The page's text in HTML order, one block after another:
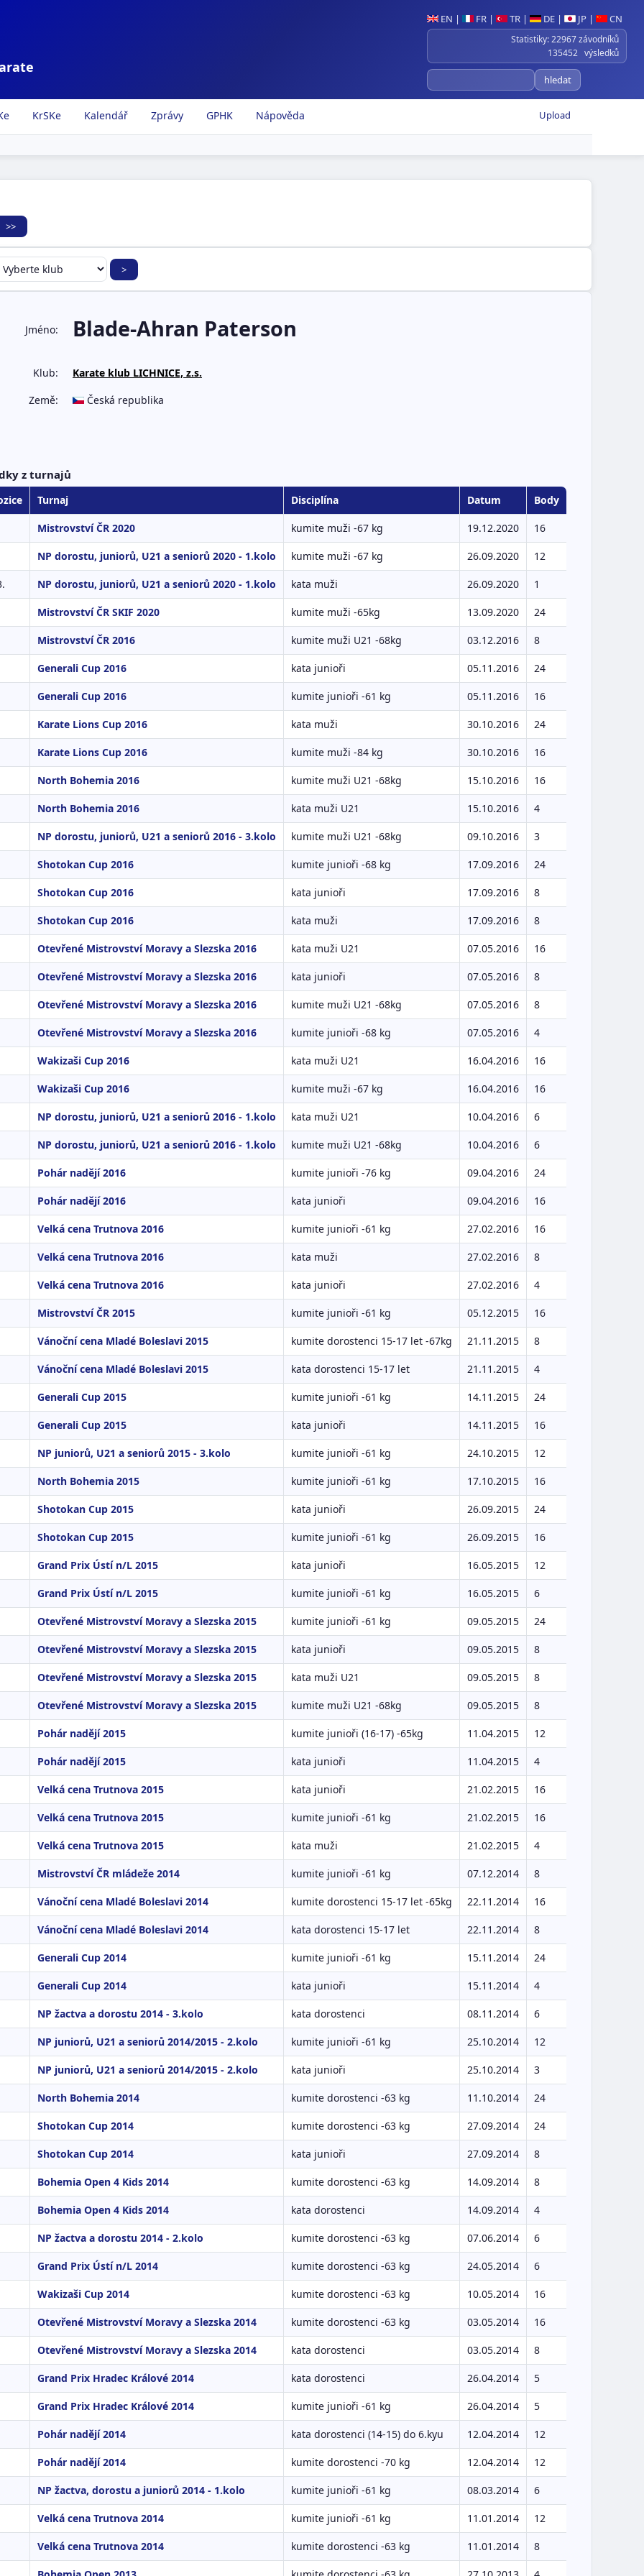
EN | FR | TR | DE | JP | CN
Statistiky: 22967 závodníků
135452 výsledků
Upload
KrSKe Kalendář Zprávy GPHK Nápověda
Jméno: Blade-Ahran Paterson
Klub:
Karate klub LICHNICE, z.s.
Země:
Česká republika
z turnajů
Turnaj Disciplína Datum Body
Mistrovství ČR 2020 kumite muži -67 kg 19.12.2020 16
NP dorostu, juniorů, U21 a seniorů 2020 - 1.kolo kumite muži -67 kg 26.09.2020 12
NP dorostu, juniorů, U21 a seniorů 2020 - 1.kolo kata muži 26.09.2020 1
Mistrovství ČR SKIF 2020 kumite muži -65kg 13.09.2020 24
Mistrovství ČR 2016 kumite muži U21 -68kg 03.12.2016 8
Generali Cup 2016 kata junioři 05.11.2016 24
Generali Cup 2016 kumite junioři -61 kg 05.11.2016 16
Karate Lions Cup 2016 kata muži 30.10.2016 24
Karate Lions Cup 2016 kumite muži -84 kg 30.10.2016 16
North Bohemia 2016 kumite muži U21 -68kg 15.10.2016 16
North Bohemia 2016 kata muži U21 15.10.2016 4
NP dorostu, juniorů, U21 a seniorů 2016 - 3.kolo kumite muži U21 -68kg 09.10.2016 3
Shotokan Cup 2016 kumite junioři -68 kg 17.09.2016 24
Shotokan Cup 2016 kata junioři 17.09.2016 8
Shotokan Cup 2016 kata muži 17.09.2016 8
Otevřené Mistrovství Moravy a Slezska 2016 kata muži U21 07.05.2016 16
Otevřené Mistrovství Moravy a Slezska 2016 kata junioři 07.05.2016 8
Otevřené Mistrovství Moravy a Slezska 2016 kumite muži U21 -68kg 07.05.2016 8
Otevřené Mistrovství Moravy a Slezska 2016 kumite junioři -68 kg 07.05.2016 4
Wakizaši Cup 2016 kata muži U21 16.04.2016 16
Wakizaši Cup 2016 kumite muži -67 kg 16.04.2016 16
NP dorostu, juniorů, U21 a seniorů 2016 - 1.kolo kata muži U21 10.04.2016 6
NP dorostu, juniorů, U21 a seniorů 2016 - 1.kolo kumite muži U21 -68kg 10.04.2016 6
Pohár nadějí 2016 kumite junioři -76 kg 09.04.2016 24
Pohár nadějí 2016 kata junioři 09.04.2016 16
Velká cena Trutnova 2016 kumite junioři -61 kg 27.02.2016 16
Velká cena Trutnova 2016 kata muži 27.02.2016 8
Velká cena Trutnova 2016 kata junioři 27.02.2016 4
Mistrovství ČR 2015 kumite junioři -61 kg 05.12.2015 16
Vánoční cena Mladé Boleslavi 2015 kumite dorostenci 15-17 let -67kg 21.11.2015 8
Vánoční cena Mladé Boleslavi 2015 kata dorostenci 15-17 let 21.11.2015 4
Generali Cup 2015 kumite junioři -61 kg 14.11.2015 24
Generali Cup 2015 kata junioři 14.11.2015 16
NP juniorů, U21 a seniorů 2015 - 3.kolo kumite junioři -61 kg 24.10.2015 12
North Bohemia 2015 kumite junioři -61 kg 17.10.2015 16
Shotokan Cup 2015 kata junioři 26.09.2015 24
Shotokan Cup 2015 kumite junioři -61 kg 26.09.2015 16
Grand Prix Ústí n/L 2015 kata junioři 16.05.2015 12
Grand Prix Ústí n/L 2015 kumite junioři -61 kg 16.05.2015 6
Otevřené Mistrovství Moravy a Slezska 2015 kumite junioři -61 kg 09.05.2015 24
Otevřené Mistrovství Moravy a Slezska 2015 kata junioři 09.05.2015 8
Otevřené Mistrovství Moravy a Slezska 2015 kata muži U21 09.05.2015 8
Otevřené Mistrovství Moravy a Slezska 2015 kumite muži U21 -68kg 09.05.2015 8
Pohár nadějí 2015 kumite junioři (16-17) -65kg 11.04.2015 12
Pohár nadějí 2015 kata junioři 11.04.2015 4
Velká cena Trutnova 2015 kata junioři 21.02.2015 16
Velká cena Trutnova 2015 kumite junioři -61 kg 21.02.2015 16
Velká cena Trutnova 2015 kata muži 21.02.2015 4
Mistrovství ČR mládeže 2014 kumite junioři -61 kg 07.12.2014 8
Vánoční cena Mladé Boleslavi 2014 kumite dorostenci 15-17 let -65kg 22.11.2014 16
Vánoční cena Mladé Boleslavi 2014 kata dorostenci 15-17 let 22.11.2014 8
Generali Cup 2014 kumite junioři -61 kg 15.11.2014 24
Generali Cup 2014 kata junioři 15.11.2014 4
NP žactva a dorostu 2014 - 3.kolo kata dorostenci 08.11.2014 6
NP juniorů, U21 a seniorů 2014/2015 - 2.kolo kumite junioři -61 kg 25.10.2014 12
NP juniorů, U21 a seniorů 2014/2015 - 2.kolo kata junioři 25.10.2014 3
North Bohemia 2014 kumite dorostenci -63 kg 11.10.2014 24
Shotokan Cup 2014 kumite dorostenci -63 kg 27.09.2014 24
Shotokan Cup 2014 kata junioři 27.09.2014 8
Bohemia Open 4 Kids 2014 kumite dorostenci -63 kg 14.09.2014 8
Bohemia Open 4 Kids 2014 kata dorostenci 14.09.2014 4
NP žactva a dorostu 2014 - 2.kolo kumite dorostenci -63 kg 07.06.2014 6
Grand Prix Ústí n/L 2014 kumite dorostenci -63 kg 24.05.2014 6
Wakizaši Cup 2014 kumite dorostenci -63 kg 10.05.2014 16
Otevřené Mistrovství Moravy a Slezska 2014 kumite dorostenci -63 kg 03.05.2014 16
Otevřené Mistrovství Moravy a Slezska 2014 kata dorostenci 03.05.2014 8
Grand Prix Hradec Králové 2014 kata dorostenci 26.04.2014 5
Grand Prix Hradec Králové 2014 kumite junioři -61 kg 26.04.2014 5
Pohár nadějí 2014 kata dorostenci (14-15) do 6.kyu 12.04.2014 12
Pohár nadějí 2014 kumite dorostenci -70 kg 12.04.2014 12
NP žactva, dorostu a juniorů 2014 - 1.kolo kumite junioři -61 kg 08.03.2014 6
Velká cena Trutnova 2014 kumite junioři -61 kg 11.01.2014 12
Velká cena Trutnova 2014 kumite dorostenci -63 kg 11.01.2014 8